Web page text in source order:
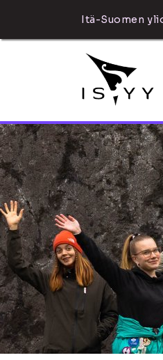
Itä-Suomen